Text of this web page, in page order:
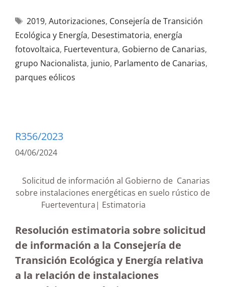
2019, Autorizaciones, Consejería de Transición
Ecológica y Energía, Desestimatoria, energía
fotovoltaica, Fuerteventura, Gobierno de Canarias,
grupo Nacionalista, junio, Parlamento de Canarias,
parques eólicos
R356/2023
04/06/2024
Solicitud de información al Gobierno de Canarias
sobre instalaciones energéticas en suelo rústico de
Fuerteventura| Estimatoria
Resolución estimatoria sobre solicitud
de información a la Consejería de
Transición Ecológica y Energía relativa
a la relación de instalaciones